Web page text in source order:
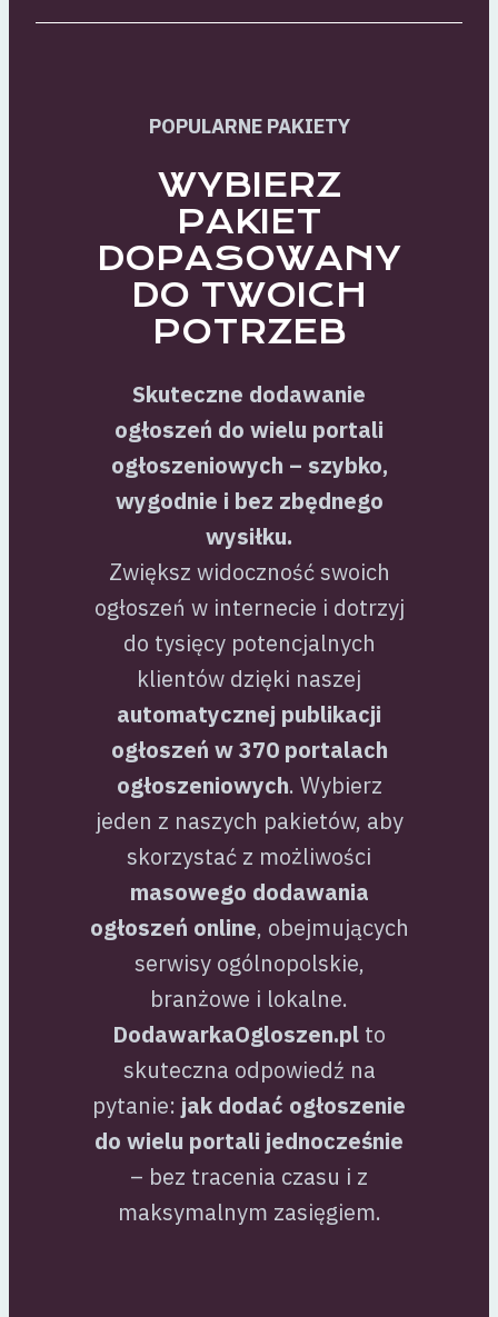
POPULARNE PAKIETY
WYBIERZ
PAKIET
DOPASOWANY
DO TWOICH
POTRZEB
Skuteczne dodawanie
ogłoszeń do wielu portali
ogłoszeniowych – szybko,
wygodnie i bez zbędnego
wysiłku.
Zwiększ widoczność swoich
ogłoszeń w internecie i dotrzyj
do tysięcy potencjalnych
klientów dzięki naszej
automatycznej publikacji
ogłoszeń w 370 portalach
ogłoszeniowych. Wybierz
jeden z naszych pakietów, aby
skorzystać z możliwości
masowego dodawania
ogłoszeń online, obejmujących
serwisy ogólnopolskie,
branżowe i lokalne.
DodawarkaOgloszen.pl to
skuteczna odpowiedź na
pytanie: jak dodać ogłoszenie
do wielu portali jednocześnie
– bez tracenia czasu i z
maksymalnym zasięgiem.